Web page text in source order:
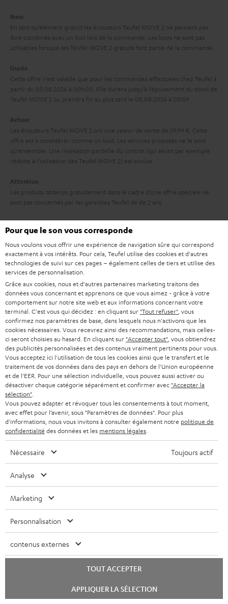
e
x
d
i
i
o
n
s
à
l
g
a
a
n
t
e
Bons
En tant qu’élément gratuit les écouteurs Teufel MOVE 2 ne peuvent pas
être combinés avec un bon lors de la commande. Les bons ne sont pas
utilisables lorsque les Teufel MOVE 2 gratuits font partie de la commande.
Durée
Cette offre n’est valable que pour les commandes effectuées chez Teufel à
partir du 03.08.2026 à 00h00. Elle durera jusqu’à l’épuisement du stock de
Teufel MOVE 2 ou prendra fin au plus tard le 08.08.2026 à 23h59.
Retour
Les écouteurs Teufel MOVE 2 ont une valeur de vente de 29,99 €. Cette
offre est à considérer comme un tout. Les services proposés ne le sont
qu’ensemble. Une réalisation partielle du contrat (qui serait par exemple
réduite à l’utilisation des Teufel MOVE 2) est exclue.
Attention
Les produits obtenus gratuitement dans le cadre d’une offre spéciale ne
sont pas concernés par les garanties Teufel de de 2 ans.
Livraison
La livraison des Teufel MOVE 2 n’a pas nécessairement lieu en même
temps que celle du produit que ces écouteurs accompagnent.
8 semaines d'essai
Retours sans frais
Service client à vie
Plus de 45 ans d'expertise
Teufel adhère à la Fédération du e-commerce et de la vente à distance (Fevad) et à sa charte
qualité. La Fevad est membre du réseau européen Ecommerce Europe Trustmark.
chat
Pour que le son vous corresponde
Nous voulons vous offrir une expérience de navigation sûre qui correspond
exactement à vos intérêts. Pour cela, Teufel utilise des cookies et d'autres
technologies de suivi sur ces pages – également celles de tiers et utilise des
services de personnalisation.
Grâce aux cookies, nous et d'autres partenaires marketing traitons des
données vous concernant et apprenons ce que vous aimez - grâce à votre
comportement sur notre site web et aux informations concernant votre
terminal. C'est vous qui décidez : en cliquant sur "Tout refuser" , vous
confirmez nos paramètres de base, dans lesquels nous n'activons que les
cookies nécessaires. Vous recevrez ainsi des recommandations, mais celles-
ci seront choisies au hasard. En cliquant sur "Accepter tout" , vous obtiendrez
des publicités personnalisées et des contenus vraiment pertinents pour vous.
Vous acceptez ici l'utilisation de tous les cookies ainsi que le transfert et le
traitement de vos données dans des pays en dehors de l'Union européenne
et de l'EER. Pour une sélection individuelle, vous pouvez aussi activer ou
désactiver chaque catégorie séparément et confirmer avec "Accepter la
sélection"
Vous pouvez adapter et révoquer tous les consentements à tout moment,
avec effet pour l’avenir, sous "Paramètres de données". Pour plus
d'informations, nous vous invitons à consulter également notre politique de
confidentialité des données et les mentions légales
Nécessaire Toujours actif
Analyse
Marketing
Personnalisation
contenus externes
TOUT ACCEPTER
APPLIQUER LA SÉLECTION